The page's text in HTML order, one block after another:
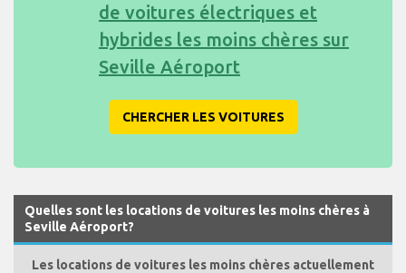
de voitures électriques et
hybrides les moins chères sur
Seville Aéroport
CHERCHER LES VOITURES
Quelles sont les locations de voitures les moins chères à
Seville Aéroport?
Les locations de voitures les moins chères actuellement